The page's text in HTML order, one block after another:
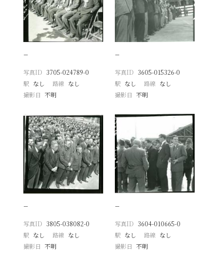
−
写真ID 3705-024789-0
駅 なし 路線 なし
撮影日
不明
−
写真ID 3605-015326-0
駅 なし 路線 なし
撮影日 不明
−
写真ID 3805-038082-0
駅 なし 路線 なし
撮影日
不明
−
写真ID 3604-010665-0
駅 なし 路線 なし
撮影日 不明